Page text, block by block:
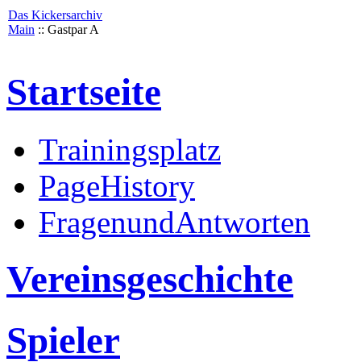
Das Kickersarchiv
Main :: Gastpar A
Startseite
Trainingsplatz
PageHistory
FragenundAntworten
Vereinsgeschichte
Spieler